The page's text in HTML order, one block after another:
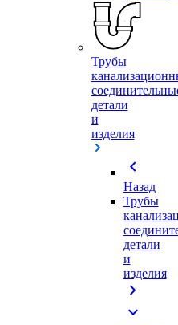
Трубы
детали
и
изделия
chevron_left
Назад
Трубы
детали
и
изделия
chevron_right
expand_more